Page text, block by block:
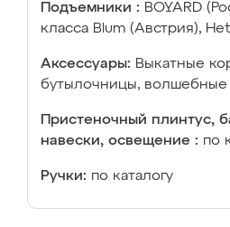
Подъемники : BOYARD
класса Blum (Австрия),
Аксессуары: Выкатные
бутылочницы, волшебные
Пристеночный плинтус,
навески, освещение : по
Ручки: по каталогу